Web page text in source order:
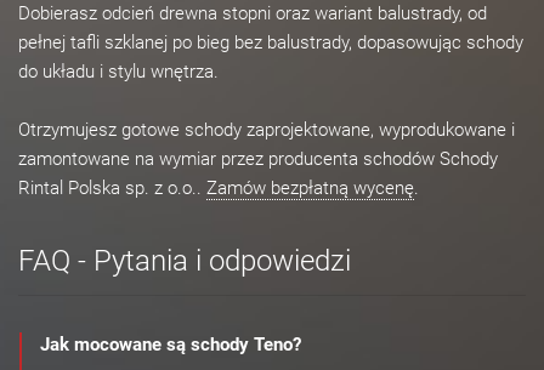
Dobierasz odcień drewna stopni oraz wariant balustrady, od
pełnej tafli szklanej po bieg bez balustrady, dopasowując schody
do układu i stylu wnętrza.
Otrzymujesz gotowe schody zaprojektowane, wyprodukowane i
zamontowane na wymiar przez producenta schodów Schody
Rintal Polska sp. z o.o.. Zamów bezpłatną wycenę.
FAQ - Pytania i odpowiedzi
Jak mocowane są schody Teno?